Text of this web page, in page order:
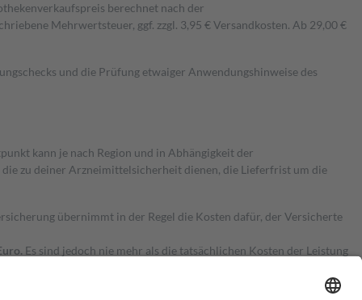
berechnet nach der
Mehrwertsteuer, ggf. zzgl. 3,95 € Versandkosten. Ab 29,00 €
und die Prüfung etwaiger Anwendungshinweise des
kann je nach Region und in Abhängigkeit der
zu deiner Arzneimittelsicherheit dienen, die Lieferfrist um die
übernimmt in der Regel die Kosten dafür, der Versicherte
Es sind jedoch nie mehr als die tatsächlichen Kosten der Leistung